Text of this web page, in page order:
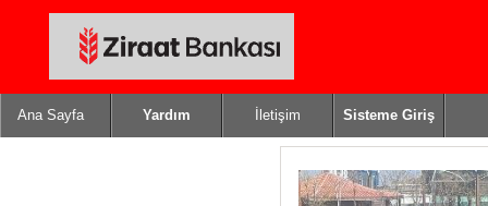
Ana Sayfa Yardım İletişim Sisteme Giriş